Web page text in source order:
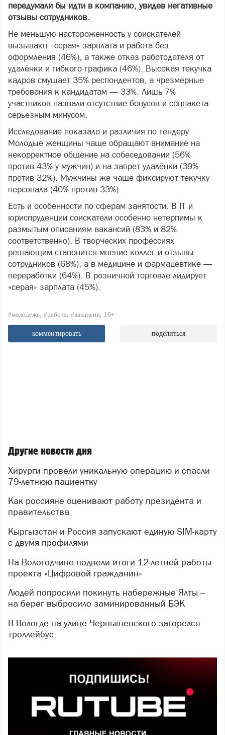
передумали бы идти в компанию, увидев негативные
отзывы сотрудников.
Не меньшую настороженность у соискателей
вызывают «серая» зарплата и работа без
оформления (46%), а также отказ работодателя от
удалёнки и гибкого графика (46%). Высокая текучка
кадров смущает 35% респондентов, а чрезмерные
требования к кандидатам — 33%. Лишь 7%
участников назвали отсутствие бонусов и соцпакета
серьёзным минусом.
Исследование показало и различия по гендеру.
Молодые женщины чаще обращают внимание на
некорректное общение на собеседовании (56%
против 43% у мужчин) и на запрет удалёнки (39%
против 32%). Мужчины же чаще фиксируют текучку
персонала (40% против 33%).
Есть и особенности по сферам занятости. В IT и
юриспруденции соискатели особенно нетерпимы к
размытым описаниям вакансий (83% и 82%
соответственно). В творческих профессиях
решающим становится мнение коллег и отзывы
сотрудников (68%), а в медицине и фармацевтике —
переработки (64%). В розничной торговле лидирует
«серая» зарплата (45%).
#молодежь #работа #вакансии 16+
комментировать поделиться
Другие новости дня
Хирурги провели уникальную операцию и спасли
79‑летнюю пациентку
Как россияне оценивают работу президента и
правительства
Кыргызстан и Россия запускают единую SIM-карту
с двумя профилями
На Вологодчине подвели итоги 12-летней работы
проекта «Цифровой гражданин»
Людей попросили покинуть набережные Ялты –
на берег выбросило заминированный БЭК
В Вологде на улице Чернышевского загорелся
троллейбус